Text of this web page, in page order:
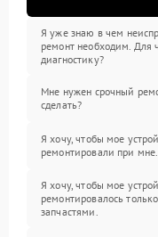
Я уже знаю в чем
ремонт необходим. Для
диагностику?
Мне нужен срочный
сделать?
Я хочу, чтобы мое
ремонтировали при мне.
Я хочу, чтобы мое
ремонтировалось
запчастями.